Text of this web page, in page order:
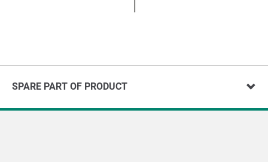
SPARE PART OF PRODUCT